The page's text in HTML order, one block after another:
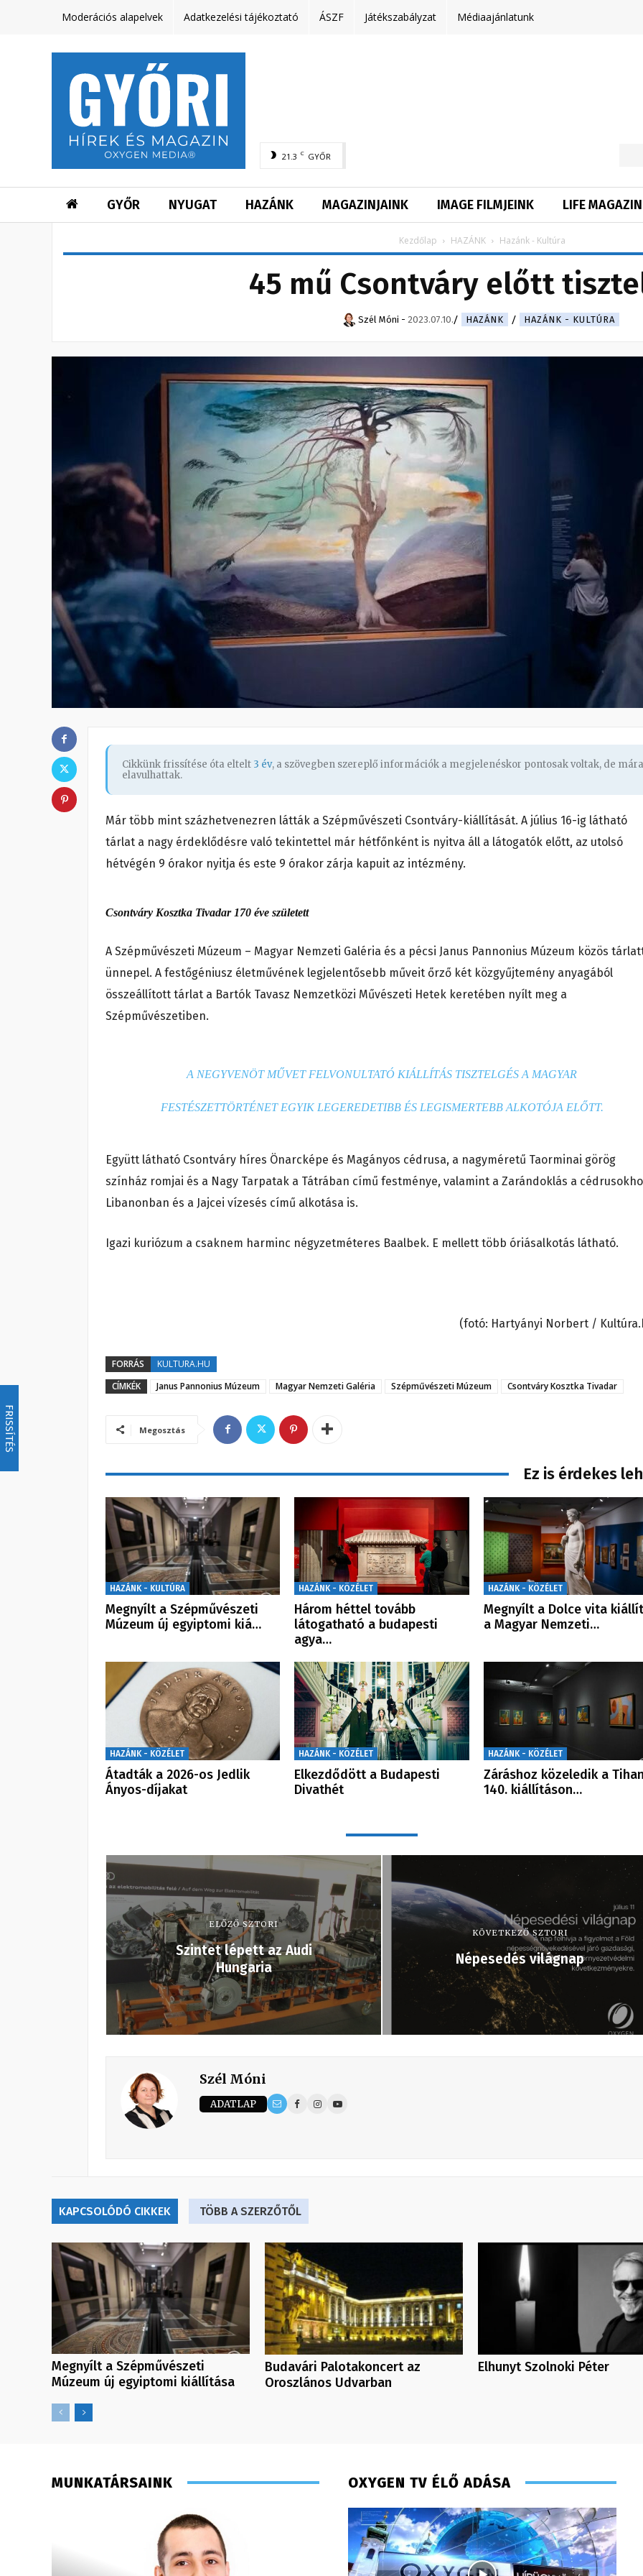
FRISSÍTÉS
Moderációs alapelvek Adatkezelési tájékoztató ÁSZF Játékszabályzat Médiaajánlatunk
21.3 C GYŐR
GYŐR NYUGAT HAZÁNK MAGAZINJAINK IMAGE FILMJEINK LIFE MAGAZIN
Kezdőlap HAZÁNK Hazánk - Kultúra
45 mű Csontváry előtt
Szél Móni - 2023.07.10. HAZÁNK HAZÁNK - KULTÚRA
Cikkünk frissítése óta eltelt 3 év, a szövegben szereplő információk a megjelenéskor pontosak voltak, de mára
elavulhattak.
Már több mint százhetvenezren látták a Szépművészeti Csontváry-kiállítását. A július 16-ig látható
tárlat a nagy érdeklődésre való tekintettel már hétfőnként is nyitva áll a látogatók előtt, az utolsó
hétvégén 9 órakor nyitja és este 9 órakor zárja kapuit az intézmény.
Csontváry Kosztka Tivadar 170 éve született
A Szépművészeti Múzeum – Magyar Nemzeti Galéria és a pécsi Janus Pannonius Múzeum közös
ünnepel. A festőgéniusz életművének legjelentősebb műveit őrző két közgyűjtemény anyagából
összeállított tárlat a Bartók Tavasz Nemzetközi Művészeti Hetek keretében nyílt meg a
Szépművészetiben.
A NEGYVENÖT MŰVET FELVONULTATÓ KIÁLLÍTÁS TISZTELGÉS A MAGYAR
FESTÉSZETTÖRTÉNET EGYIK LEGEREDETIBB ÉS LEGISMERTEBB ALKOTÓJA ELŐTT.
Együtt látható Csontváry híres Önarcképe és Magányos cédrusa, a nagyméretű Taorminai görög
színház romjai és a Nagy Tarpatak a Tátrában című festménye, valamint a Zarándoklás a
Libanonban és a Jajcei vízesés című alkotása is.
Igazi kuriózum a csaknem harminc négyzetméteres Baalbek. E mellett több óriásalkotás látható.
(fotó: Hartyányi Norbert /
FORRÁS
KULTURA.HU
CÍMKÉK
Janus Pannonius Múzeum Magyar Nemzeti Galéria Szépművészeti Múzeum Csontváry Kosztka Tivadar
Megosztás
Ez is érdekes
HAZÁNK - KULTÚRA
Megnyílt a Szépművészeti
Múzeum új egyiptomi kiá…
HAZÁNK - KÖZÉLET
Három héttel tovább
látogatható a budapesti
agya…
HAZÁNK - KÖZÉLET
Megnyílt a Dolce vita
a Magyar Nemzeti…
HAZÁNK - KÖZÉLET
Átadták a 2026-os Jedlik
Ányos-díjakat
HAZÁNK - KÖZÉLET
Elkezdődött a Budapesti
Divathét
HAZÁNK - KÖZÉLET
Záráshoz közeledik a
140. kiállításon…
ELŐZŐ SZTORI
Szintet lépett az Audi
Hungaria
KÖVETKEZŐ SZTORI
Népesedés világnap
Szél Móni
ADATLAP
KAPCSOLÓDÓ CIKKEK TÖBB A SZERZŐTŐL
Megnyílt a Szépművészeti
Múzeum új egyiptomi kiállítása
Budavári Palotakoncert az
Oroszlános Udvarban
Elhunyt Szolnoki Péter
MUNKATÁRSAINK OXYGEN TV ÉLŐ ADÁSA